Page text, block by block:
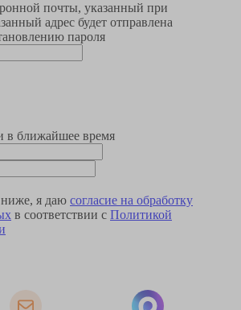
почты, указанный при
адрес будет отправлена
пароля
ближайшее время
я даю согласие на обработку
в соответствии с Политикой